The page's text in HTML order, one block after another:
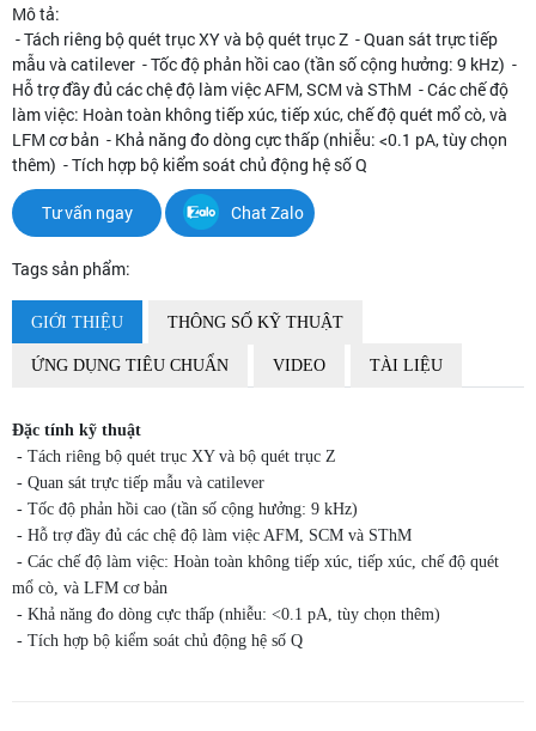
Mô tả:
- Tách riêng bộ quét trục XY và bộ quét trục Z - Quan sát trực tiếp
mẫu và catilever - Tốc độ phản hồi cao (tần số cộng hưởng: 9 kHz) -
Hỗ trợ đầy đủ các chệ độ làm việc AFM, SCM và SThM - Các chế độ
làm việc: Hoàn toàn không tiếp xúc, tiếp xúc, chế độ quét mổ cò, và
LFM cơ bản - Khả năng đo dòng cực thấp (nhiễu: <0.1 pA, tùy chọn
thêm) - Tích hợp bộ kiểm soát chủ động hệ số Q
Tư vấn ngay Chat Zalo
Tags sản phẩm:
GIỚI THIỆU THÔNG SỐ KỸ THUẬT
ỨNG DỤNG TIÊU CHUẨN VIDEO TÀI LIỆU
Đặc tính kỹ thuật
- Tách riêng bộ quét trục XY và bộ quét trục Z
- Quan sát trực tiếp mẫu và catilever
- Tốc độ phản hồi cao (tần số cộng hưởng: 9 kHz)
- Hỗ trợ đầy đủ các chệ độ làm việc AFM, SCM và SThM
- Các chế độ làm việc: Hoàn toàn không tiếp xúc, tiếp xúc, chế độ quét
mổ cò, và LFM cơ bản
- Khả năng đo dòng cực thấp (nhiễu: <0.1 pA, tùy chọn thêm)
- Tích hợp bộ kiểm soát chủ động hệ số Q